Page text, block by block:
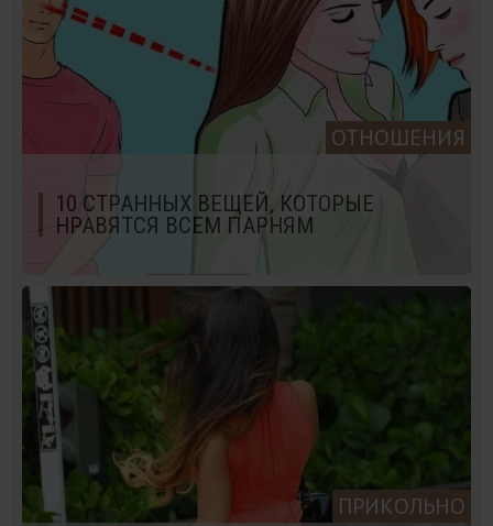
ОТНОШЕНИЯ
10 СТРАННЫХ ВЕЩЕЙ, КОТОРЫЕ
НРАВЯТСЯ ВСЕМ ПАРНЯМ
ПРИКОЛЬНО